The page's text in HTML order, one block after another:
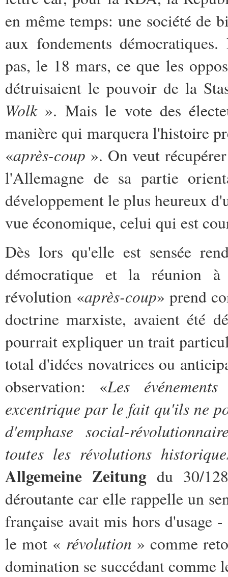
en même temps: une société de
aux fondements
pas, le 18 mars, ce que les
détruisaient le pouvoir de la
Wolk». Mais le vote des
manière qui marquera l'histoire
«après-coup ». On veut
l'Allemagne de sa partie
développement le plus heureux
vue économique, celui qui est
Dès lors qu'elle est sensée
démocratique et la réunion
révolution «après-coup» prend
doctrine marxiste, avaient été
pourrait expliquer un trait
total d'idées novatrices ou
observation: «Les
excentrique par le fait qu'ils ne
d'emphase social-
toutes les révolutions
Allgemeine Zeitungdu 30/
déroutante car elle rappelle un
française avait mis hors d'usage
le mot « révolution » comme
domination se succédant